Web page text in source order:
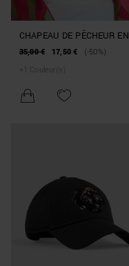
CHAPEAU DE PÊCHEUR EN
NYLON
35,00 € 17,50 €
(-50%)
+
Couleur(s)